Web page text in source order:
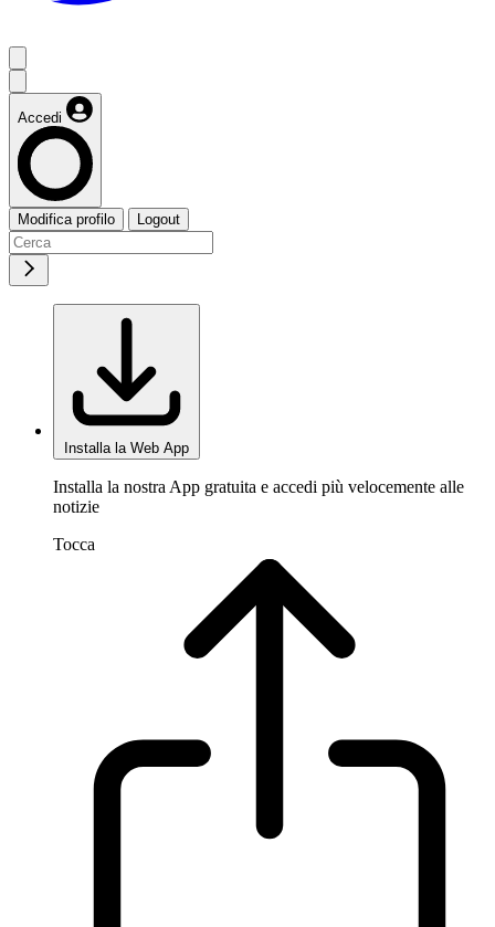
Accedi
Modifica profilo Logout
Installa la Web App
Installa la nostra App gratuita e accedi più velocemente alle
notizie
Tocca